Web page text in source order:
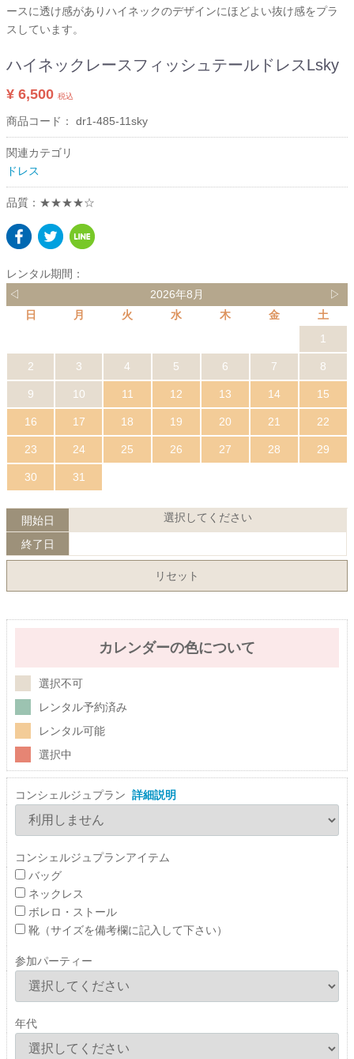
ースに透け感がありハイネックのデザインにほどよい抜け感をプラ
スしています。
ハイネックレースフィッシュテールドレスLsky
¥ 6,500 税込
商品コード： dr1-485-11sky
関連カテゴリ
ドレス
品質：★★★★☆
レンタル期間：
◁
2026年8月
▷
日
月 火 水 木 金
土
1
2 3 4 5 6 7 8
9 10 11 12 13 14 15
16 17 18 19 20 21 22
23 24 25 26 27 28 29
30 31
開始日 選択してください
終了日
リセット
カレンダーの色について
選択不可
レンタル予約済み
レンタル可能
選択中
コンシェルジュプラン 詳細説明
コンシェルジュプランアイテム
バッグ
ネックレス
ボレロ・ストール
靴（サイズを備考欄に記入して下さい）
参加パーティー
年代